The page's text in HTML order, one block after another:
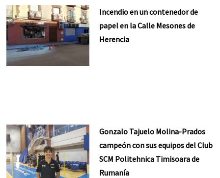
Incendio en un contenedor de
papel en la Calle Mesones de
Herencia
Gonzalo Tajuelo Molina-Prados
campeón con sus equipos del Club
SCM Politehnica Timisoara de
Rumanía